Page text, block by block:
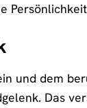
und dem
Das